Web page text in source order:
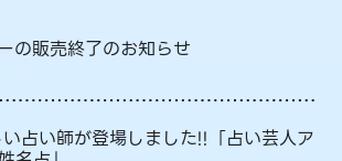
の販売終了のお知らせ
占い師が登場しました!!「占い芸人ア